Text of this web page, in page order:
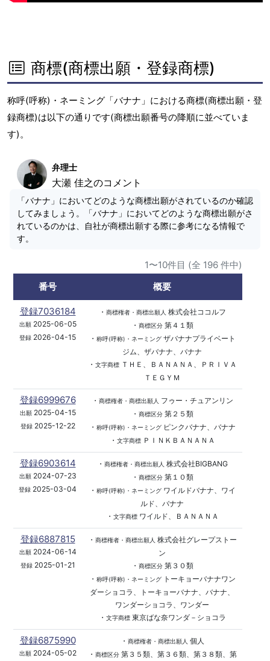
商標(商標出願・登録商標)
称呼(呼称)・ネーミング「バナナ」における商標(商標出願・登
録商標)は以下の通りです(商標出願番号の降順に並べていま
す)。
弁理士
大瀬 佳之のコメント
「バナナ」においてどのような商標出願がされているのか確認
してみましょう。「バナナ」においてどのような商標出願がさ
れているのかは、自社が商標出願する際に参考になる情報で
す。
1〜10件目 (全 196 件中)
番号
概要
登録7036184
出願2025-06-05
登録 2026-04-15
・ 商標権者・商標出願人 株式会社ココルフ
・ 商標区分第４１類
・ 称呼(呼称)・ネーミングザバナナプライベート
ジム、ザバナナ、バナナ
・ 文字商標ＴＨＥ、ＢＡＮＡＮＡ、ＰＲＩＶＡ
ＴＥＧＹＭ
登録6999676
出願2025-04-15
登録2025-12-22
・ 商標権者・商標出願人
フゥー・チュアンリン
・ 商標区分第２５類
・ 称呼(呼称)・ネーミングピンクバナナ、バナナ
・ 文字商標ＰＩＮＫＢＡＮＡＮＡ
登録6903614
出願2024-07-23
登録 2025-03-04
・ 商標権者・商標出願人 株式会社BIGBANG
・ 商標区分第１０類
・ 称呼(呼称)・ネーミングワイルドバナナ、ワイ
ルド、バナナ
・ 文字商標ワイルド、ＢＡＮＡＮＡ
登録6887815
出願2024-06-14
登録2025-01-21
・ 商標権者・商標出願人 株式会社グレープストー
ン
・ 商標区分第３０類
・ 称呼(呼称)・ネーミングトーキョーバナナワン
ダーショコラ、トーキョーバナナ、バナナ、
ワンダーショコラ、ワンダー
・ 文字商標東京ばな奈ワンダ－ショコラ
登録6875990
出願2024-05-02
・ 商標権者・商標出願人 個人
・ 商標区分第３５類、第３６類、第３８類、第